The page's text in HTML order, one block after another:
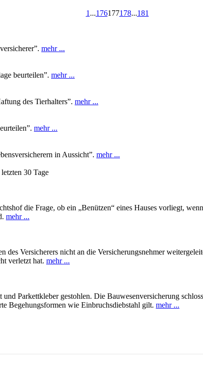
1 ...176177178...181
mehr ...
beurteilen”. mehr ...
des Tierhalters”. mehr ...
mehr ...
in Aussicht”. mehr ...
30 Tage
die Frage, ob ein „Benützen“ eines Hauses vorliegt,
mehr ...
des Versicherers nicht an die Versicherungsnehmer
verletzt hat. mehr ...
Parkettkleber gestohlen. Die Bauwesenversicherung
Begehungsformen wie Einbruchsdiebstahl gilt. mehr ...